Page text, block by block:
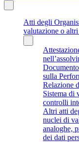
Atti degli
valutazione o
sulla
Relazione
Sistema di
controlli
Altri atti
nuclei di
analoghe,
dei dati